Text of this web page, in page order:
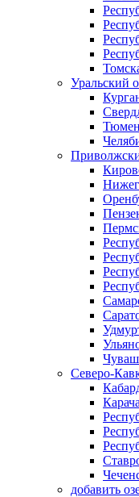
Уральский
Северо-
добавить